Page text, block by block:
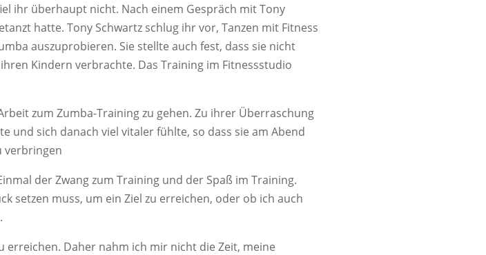
ihr überhaupt nicht. Nach einem Gespräch mit Tony
hatte. Tony Schwartz schlug ihr vor, Tanzen mit Fitness
auszuprobieren. Sie stellte auch fest, dass sie nicht
Kindern verbrachte. Das Training im Fitnessstudio
zum Zumba-Training zu gehen. Zu ihrer Überraschung
und sich danach viel vitaler fühlte, so dass sie am Abend
verbringen
der Zwang zum Training und der Spaß im Training.
setzen muss, um ein Ziel zu erreichen, oder ob ich auch
erreichen. Daher nahm ich mir nicht die Zeit, meine